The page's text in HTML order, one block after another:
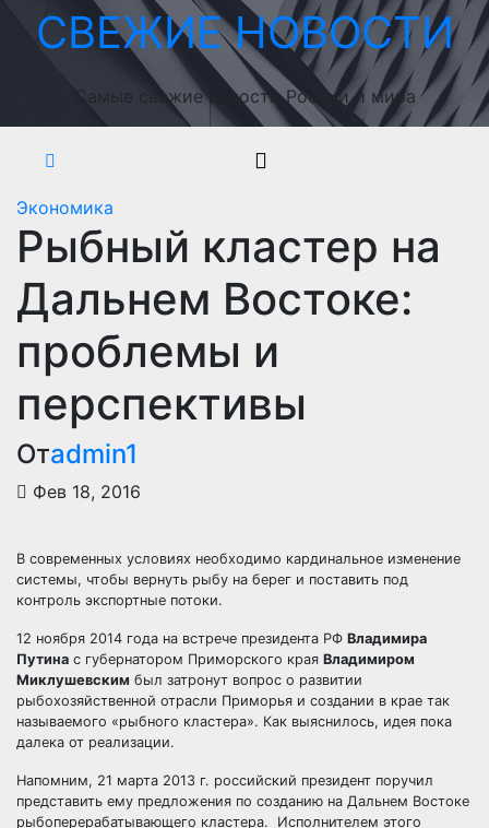
ПерейтиСВЕЖИЕ НОВОСТИ
Самые свежие новости России и мира
Экономика
Рыбный кластер на
Дальнем Востоке:
проблемы и
перспективы
Отadmin1
Фев 18, 2016
В современных условиях необходимо кардинальное изменение
системы, чтобы вернуть рыбу на берег и поставить под
контроль экспортные потоки.
12 ноября 2014 года на встрече президента РФ Владимира
Путина с губернатором Приморского края Владимиром
Миклушевским был затронут вопрос о развитии
рыбохозяйственной отрасли Приморья и создании в крае так
называемого «рыбного кластера». Как выяснилось, идея пока
далека от реализации.
Напомним, 21 марта 2013 г. российский президент поручил
представить ему предложения по созданию на Дальнем Востоке
рыбоперерабатывающего кластера. Исполнителем этого